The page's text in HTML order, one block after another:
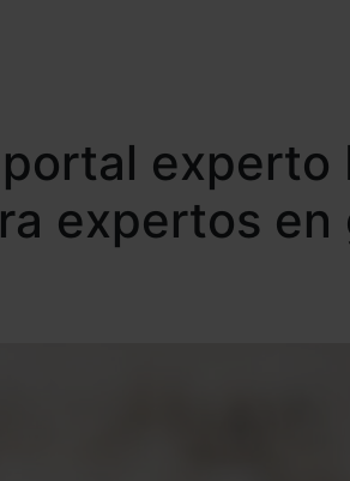
portal experto
expertos